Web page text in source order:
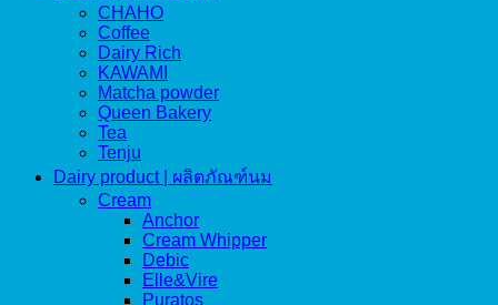
CHAHO
Coffee
Dairy Rich
KAWAMI
Matcha powder
Queen Bakery
Tea
Tenju
Dairy product | ผลิตภัณฑ์นม
Cream
Anchor
Cream Whipper
Debic
Elle&Vire
Puratos